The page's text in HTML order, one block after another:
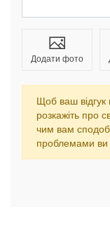
Додати фото
Щоб ваш відгук
розкажіть про
чим вам
проблемами ви